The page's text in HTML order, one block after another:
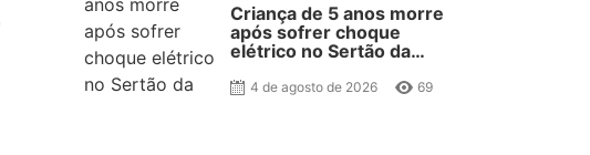
Criança de 5 anos morre
após sofrer choque
elétrico no Sertão da
4 de agosto de 2026 69